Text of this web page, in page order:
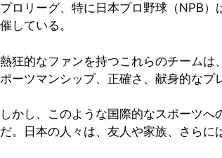
プロリーグ、特に日本プロ野球（NPB
催している。
熱狂的なファンを持つこれらのチームは
ポーツマンシップ、正確さ、献身的なプ
しかし、このような国際的なスポーツ
だ。日本の人々は、友人や家族、さらに